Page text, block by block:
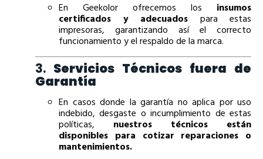
En Geekolor ofrecemos los insumos
certificados y adecuados para estas
impresoras, garantizando así el correcto
funcionamiento y el respaldo de la marca.
3. Servicios Técnicos fuera de
Garantía
En casos donde la garantía no aplica por uso
indebido, desgaste o incumplimiento de estas
políticas, nuestros técnicos están
disponibles para cotizar reparaciones o
mantenimientos.